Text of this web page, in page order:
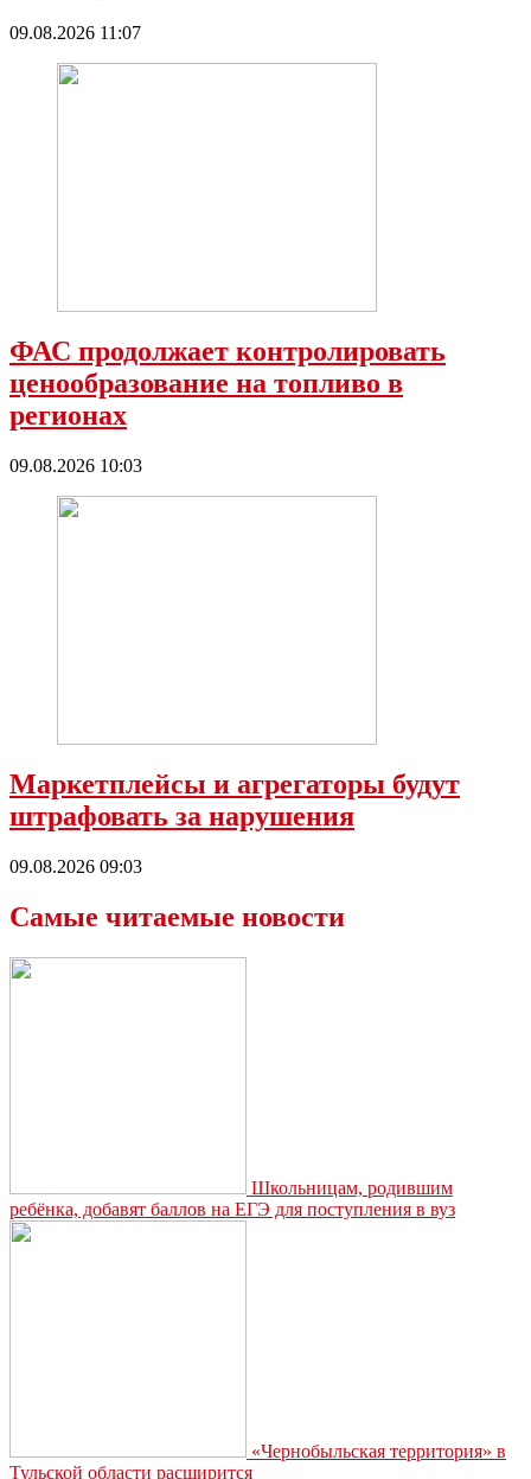
09.08.2026 11:07
ФАС продолжает контролировать
ценообразование на топливо в
регионах
09.08.2026 10:03
Маркетплейсы и агрегаторы будут
штрафовать за нарушения
09.08.2026 09:03
Самые читаемые новости
Школьницам, родившим
ребёнка, добавят баллов на ЕГЭ для поступления в вуз
«Чернобыльская территория» в
Тульской области расширится